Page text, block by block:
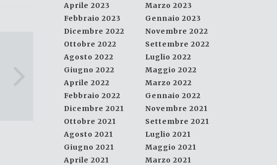
Aprile 2023
Marzo 2023
Febbraio 2023
Gennaio 2023
Dicembre 2022
Novembre 2022
Ottobre 2022
Settembre 2022
Agosto 2022
Luglio 2022
Giugno 2022
Maggio 2022
Aprile 2022
Marzo 2022
Febbraio 2022
Gennaio 2022
Dicembre 2021
Novembre 2021
Ottobre 2021
Settembre 2021
Agosto 2021
Luglio 2021
Giugno 2021
Maggio 2021
Aprile 2021
Marzo 2021